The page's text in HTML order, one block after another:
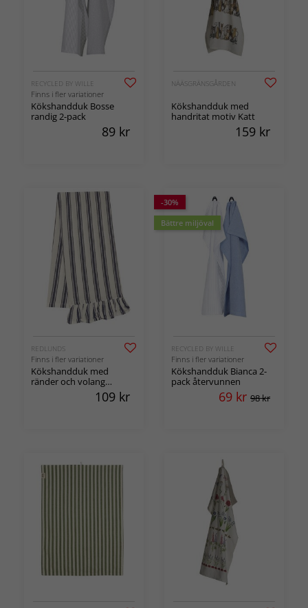
RECYCLED BY WILLE
Finns i fler variationer
Kökshandduk Bosse
randig 2-pack
89 kr
NÄÄSGRÄNSGÅRDEN
Kökshandduk med
handritat motiv Katt
159 kr
REDLUNDS
Finns i fler variationer
Kökshandduk med
ränder och volang
109 kr
-30%
Bättre miljöval
RECYCLED BY WILLE
Finns i fler variationer
Kökshandduk Bianca 2-
pack återvunnen
69 kr 98 kr